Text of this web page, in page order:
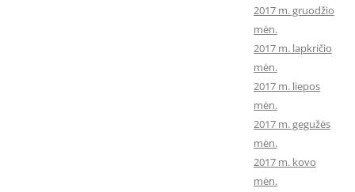
2017 m. gruodžio
mėn.
2017 m. lapkričio
mėn.
2017 m. liepos
mėn.
2017 m. gegužės
mėn.
2017 m. kovo
mėn.